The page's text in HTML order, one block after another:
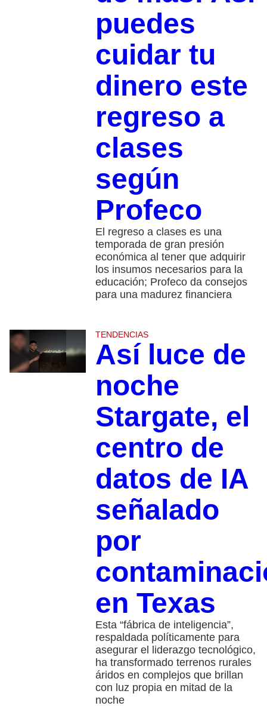
puedes
cuidar tu
dinero este
regreso a
clases
según
Profeco
El regreso a clases es una
temporada de gran presión
económica al tener que adquirir
los insumos necesarios para la
educación; Profeco da consejos
para una madurez financiera
TENDENCIAS
Así luce de
noche
Stargate, el
centro de
datos de IA
señalado
por
en Texas
Esta “fábrica de inteligencia”,
respaldada políticamente para
asegurar el liderazgo tecnológico,
ha transformado terrenos rurales
áridos en complejos que brillan
con luz propia en mitad de la
noche